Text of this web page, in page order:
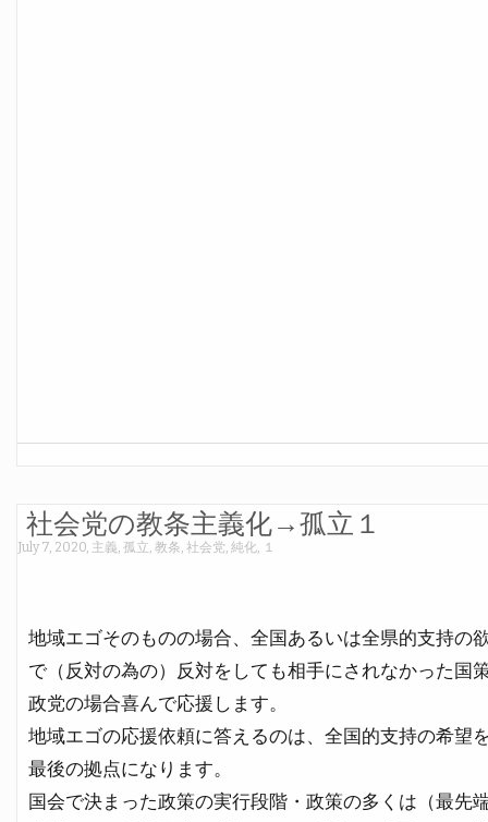
社会党の教条主義化→孤立１
July 7, 2020, 主義, 孤立, 教条, 社会党, 純化, １
地域エゴそのものの場合、全国あるいは全県的支持の
で（反対の為の）反対をしても相手にされなかった国
政党の場合喜んで応援します。
地域エゴの応援依頼に答えるのは、全国的支持の希望
最後の拠点になります。
国会で決まった政策の実行段階・政策の多くは（最先